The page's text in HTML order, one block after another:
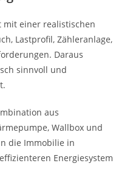
mit einer realistischen
Lastprofil, Zähleranlage,
Daraus
sinnvoll und
aus
Wallbox und
die Immobilie in
Energiesystem